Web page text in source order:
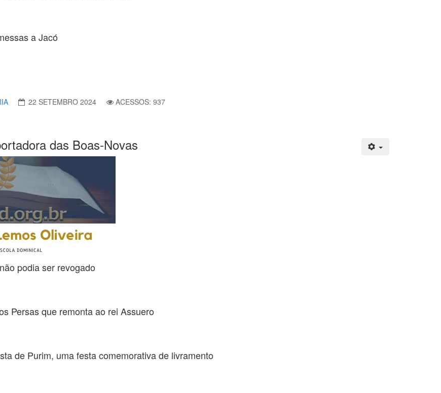
a Jacó
22 SETEMBRO 2024 ACESSOS: 937
das Boas-Novas
podia ser revogado
Persas que remonta ao rei Assuero
de Purim, uma festa comemorativa de livramento